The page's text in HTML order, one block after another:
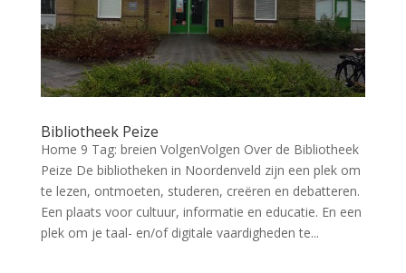
Bibliotheek Peize
Home 9 Tag: breien VolgenVolgen Over de Bibliotheek
Peize De bibliotheken in Noordenveld zijn een plek om
te lezen, ontmoeten, studeren, creëren en debatteren.
Een plaats voor cultuur, informatie en educatie. En een
plek om je taal- en/of digitale vaardigheden te...